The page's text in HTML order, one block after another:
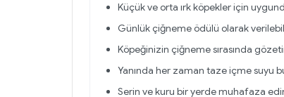
Küçük ve orta ırk köpekler için
Günlük çiğneme ödülü olarak
Köpeğinizin çiğneme sırasında
Yanında her zaman taze içme suyu
Serin ve kuru bir yerde muhafaza